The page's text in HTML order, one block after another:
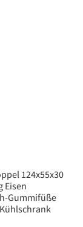
124x55x30
Eisen
Gummifüße